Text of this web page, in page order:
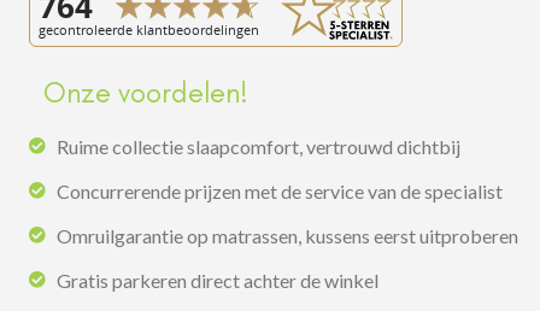
Onze voordelen!
Ruime collectie slaapcomfort, vertrouwd dichtbij
Concurrerende prijzen met de service van de specialist
Omruilgarantie op matrassen, kussens eerst uitproberen
Gratis parkeren direct achter de winkel